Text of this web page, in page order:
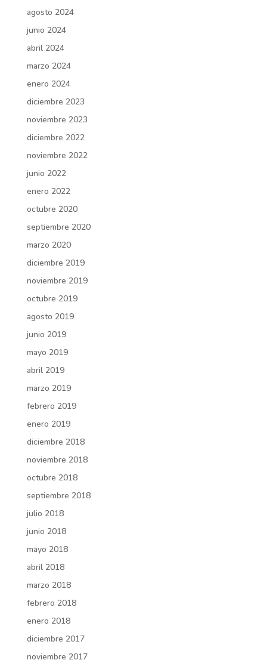
agosto 2024
junio 2024
abril 2024
marzo 2024
enero 2024
diciembre 2023
noviembre 2023
diciembre 2022
noviembre 2022
junio 2022
enero 2022
octubre 2020
septiembre 2020
marzo 2020
diciembre 2019
noviembre 2019
octubre 2019
agosto 2019
junio 2019
mayo 2019
abril 2019
marzo 2019
febrero 2019
enero 2019
diciembre 2018
noviembre 2018
octubre 2018
septiembre 2018
julio 2018
junio 2018
mayo 2018
abril 2018
marzo 2018
febrero 2018
enero 2018
diciembre 2017
noviembre 2017